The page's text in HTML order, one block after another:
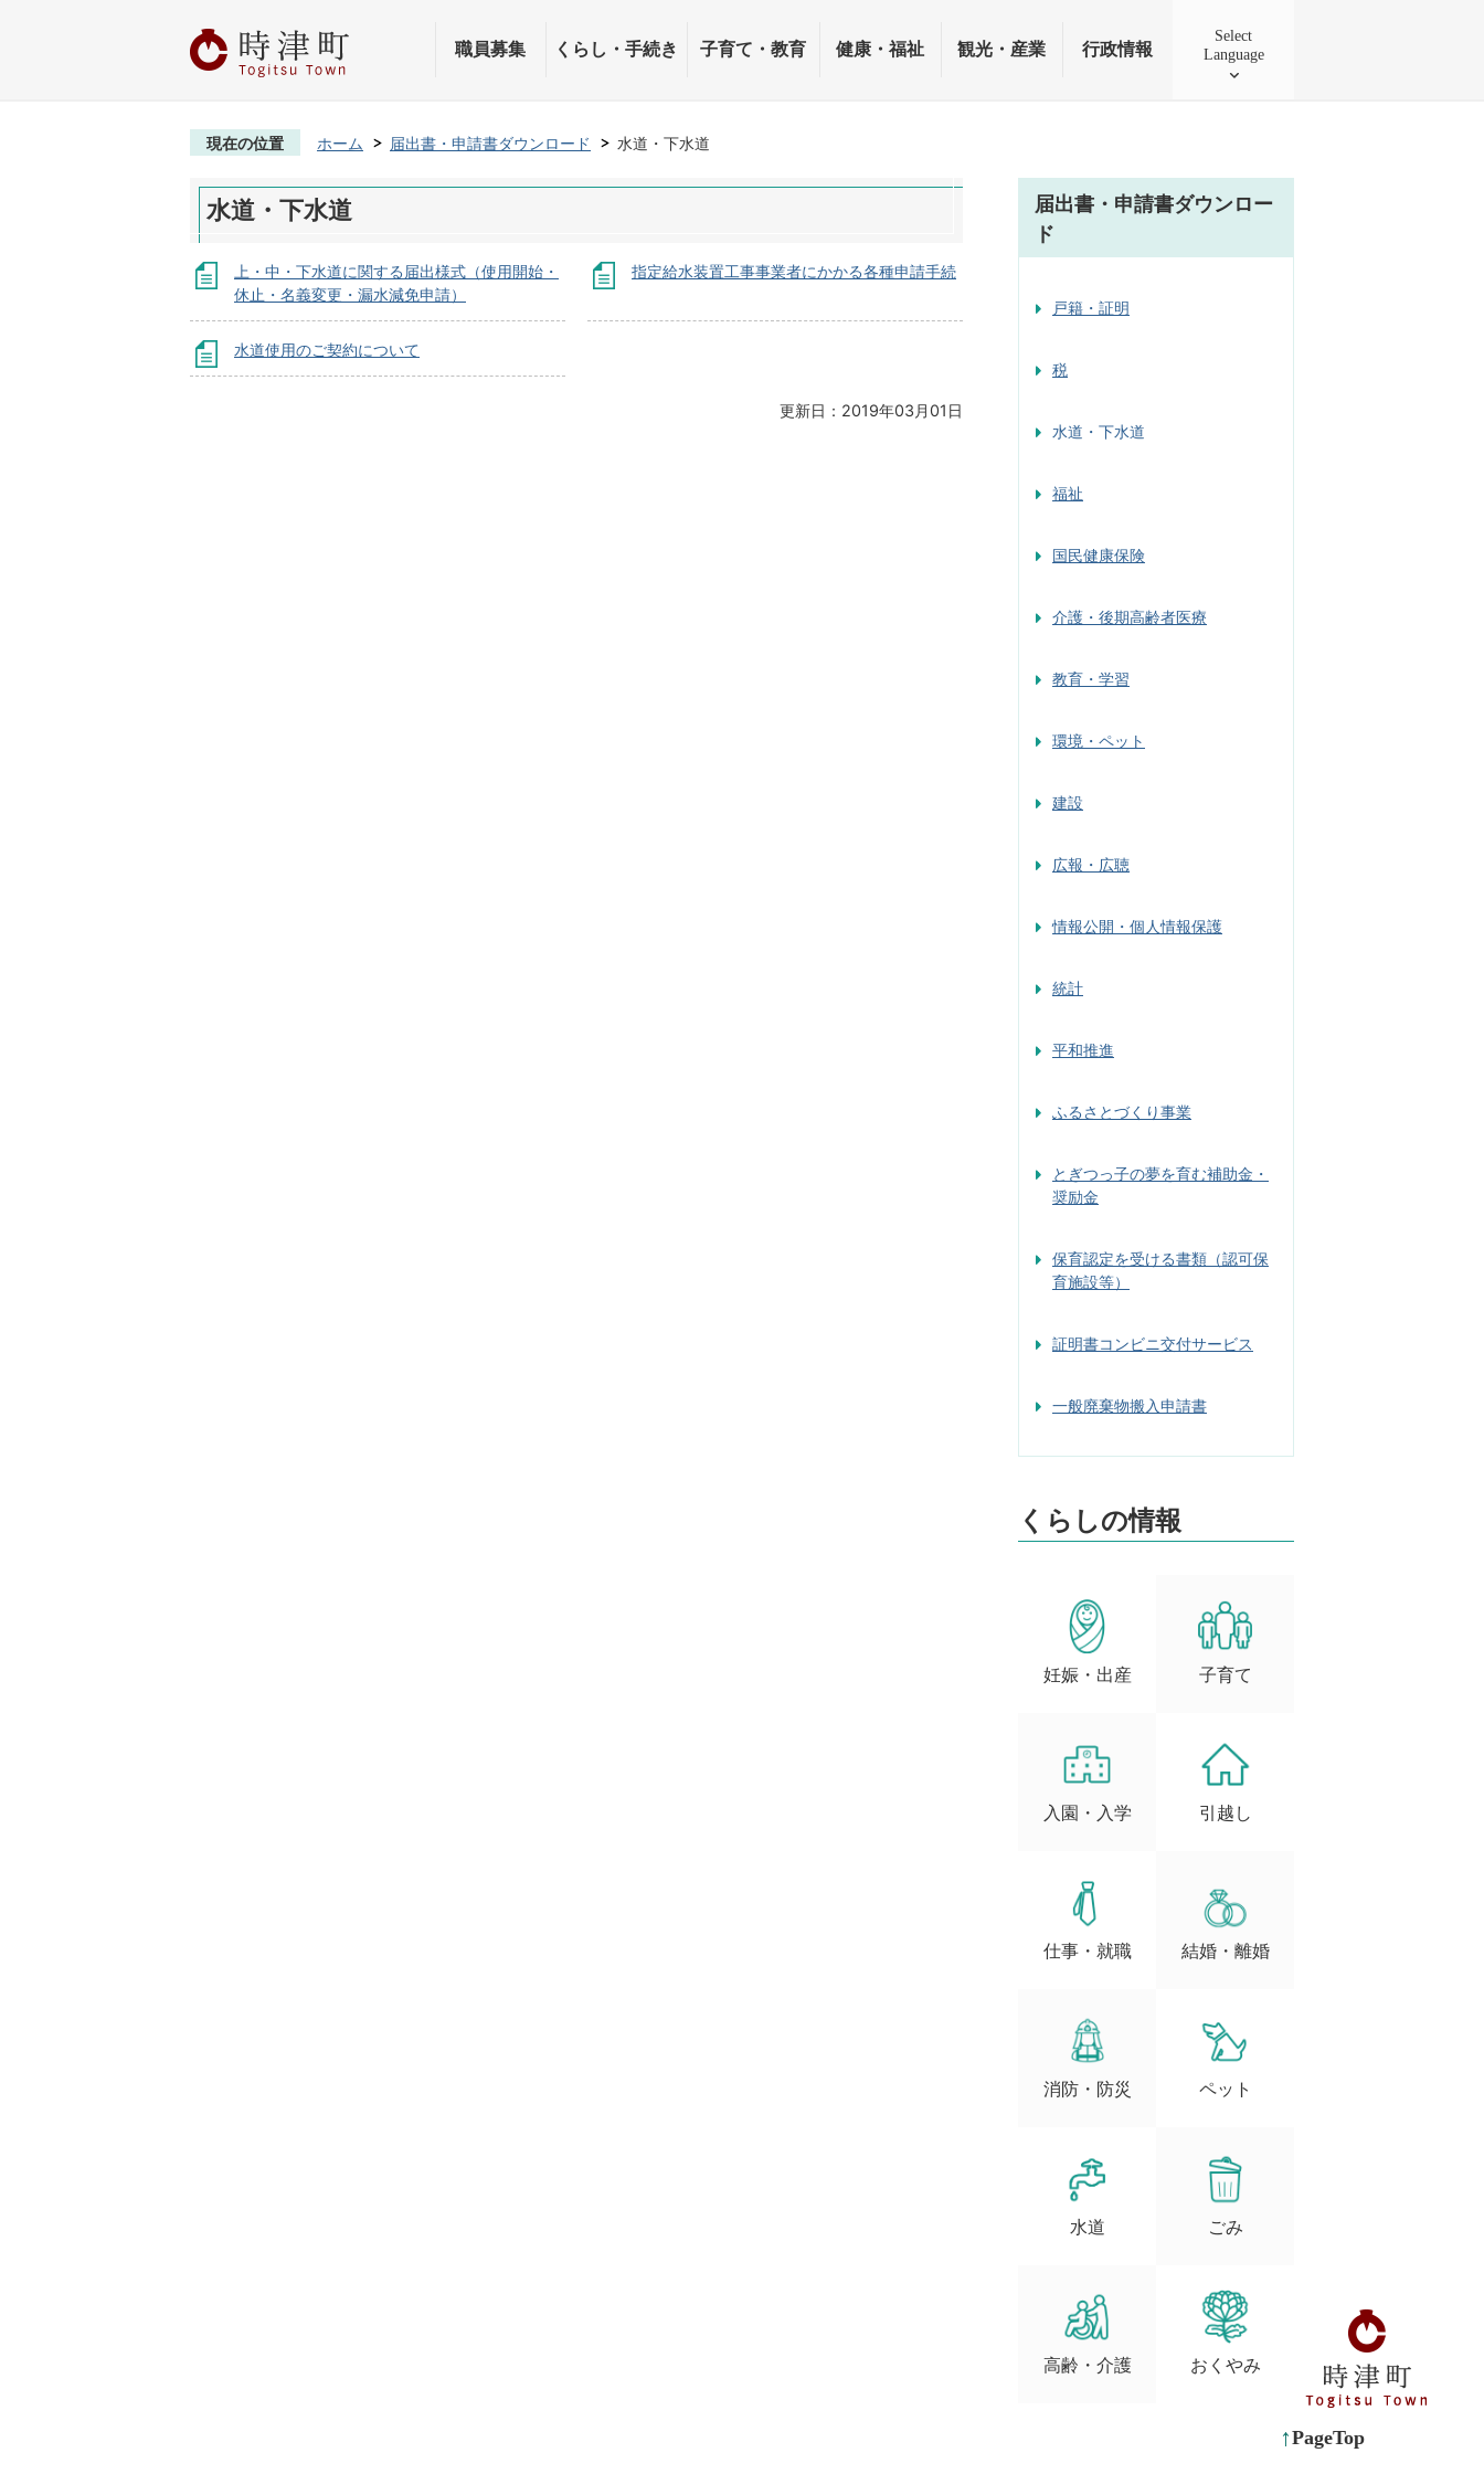
職員募集 くらし・手続き 子育て・教育 健康・福祉 観光・産業 行政情報
Select
Language
現在の位置 ホーム 届出書・申請書ダウンロード 水道・下水道
水道・下水道
上・中・下水道に関する届出様式（使用開始・
休止・名義変更・漏水減免申請）
指定給水装置工事事業者にかかる各種申請手続
水道使用のご契約について
更新日：2019年03月01日
届出書・申請書ダウンロー
ド
戸籍・証明
税
水道・下水道
福祉
国民健康保険
介護・後期高齢者医療
教育・学習
環境・ペット
建設
広報・広聴
情報公開・個人情報保護
統計
平和推進
ふるさとづくり事業
とぎつっ子の夢を育む補助金・
奨励金
保育認定を受ける書類（認可保
育施設等）
証明書コンビニ交付サービス
一般廃棄物搬入申請書
くらしの情報
妊娠・出産 子育て
入園・入学 引越し
仕事・就職 結婚・離婚
消防・防災 ペット
水道 ごみ
高齢・介護 おくやみ
PageTop